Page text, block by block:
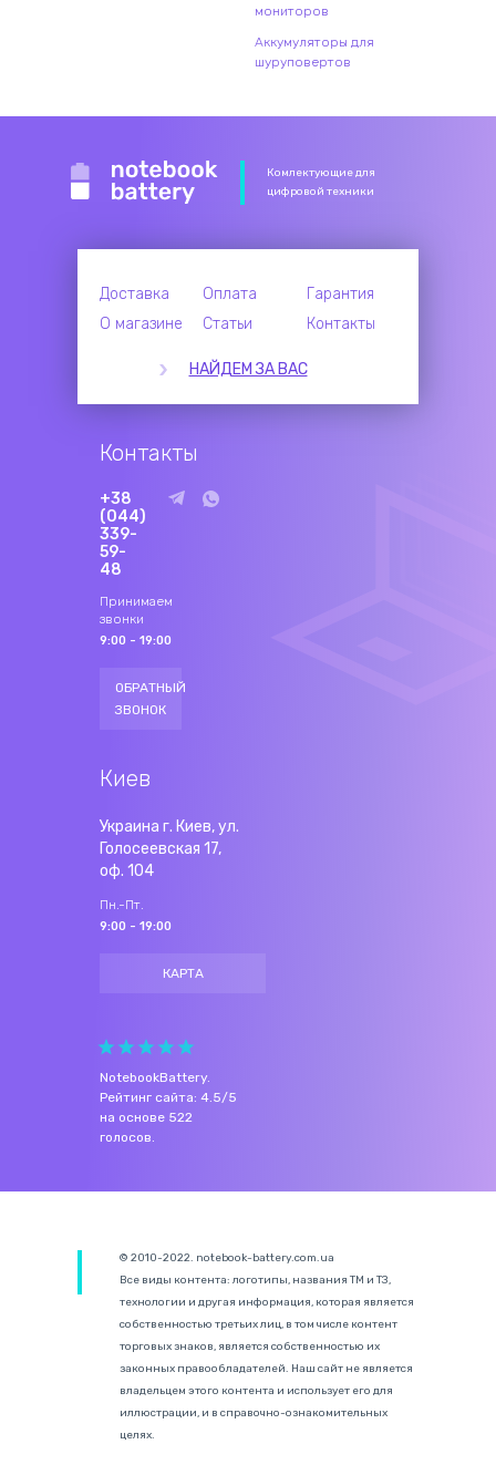
мониторов
Аккумуляторы для
шуруповертов
Комлектующие для
цифровой техники
Доставка Оплата
Гарантия
О магазине
Статьи Контакты
НАЙДЕМ ЗА ВАС
Контакты
+38
(044)
339-
59-
48
Принимаем
звонки
9:00 - 19:00
ОБРАТНЫЙ
ЗВОНОК
Киев
Украина г. Киев, ул.
Голосеевская 17,
оф. 104
Пн.-Пт.
9:00 - 19:00
КАРТА
NotebookBattery.
Рейтинг сайта: 4.5/5
на основе 522
голосов.
© 2010-2022. notebook-battery.com.ua
Все виды контента: логотипы, названия ТМ и ТЗ,
технологии и другая информация, которая является
собственностью третьих лиц, в том числе контент
торговых знаков, является собственностью их
законных правообладателей. Наш сайт не является
владельцем этого контента и использует его для
иллюстрации, и в справочно-ознакомительных
целях.